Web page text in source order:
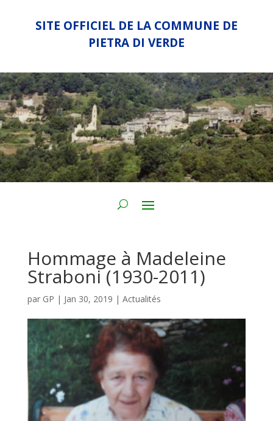
SITE OFFICIEL DE LA COMMUNE DE
PIETRA DI VERDE
Hommage à Madeleine
Straboni (1930-2011)
par GP | Jan 30, 2019 | Actualités